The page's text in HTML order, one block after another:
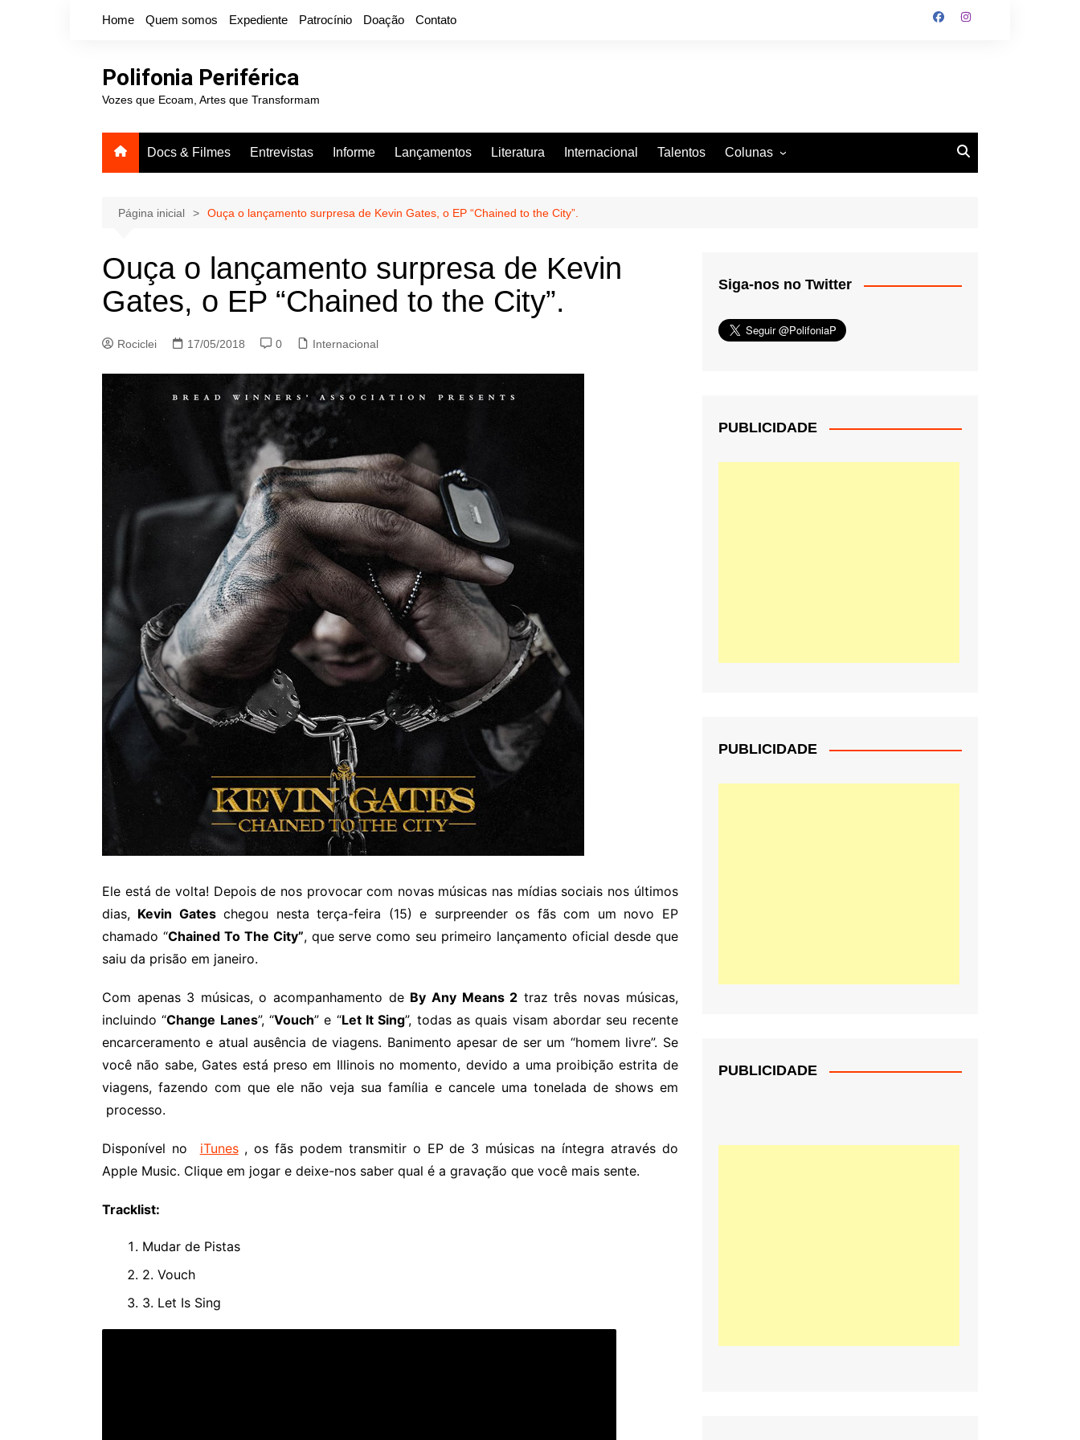
Home Quem somos Expediente Patrocínio Doação Contato
Polifonia Periférica
Vozes que Ecoam, Artes que Transformam
Docs & Filmes Entrevistas Informe Lançamentos Literatura Internacional Talentos Colunas
Página inicial Ouça o lançamento surpresa de Kevin Gates, o EP “Chained to the City”.
Ouça o lançamento surpresa de Kevin
Gates, o EP “Chained to the City”.
Rociclei 17/05/2018 0 Internacional
Ele está de volta! Depois de nos provocar com novas músicas nas mídias sociais nos últimos
dias, Kevin Gateschegou nesta terça-feira (15) e surpreender os fãs com um novo EP
chamado “Chained To The City”, que serve como seu primeiro lançamento oficial desde que
saiu da prisão em janeiro.
Com apenas 3 músicas, o acompanhamento de By Any Means 2 traz três novas músicas,
incluindo “Change Lanes”, “Vouch” e “Let It Sing”, todas as quais visam abordar seu recente
encarceramento e atual ausência de viagens. Banimento apesar de ser um “homem livre”. Se
você não sabe, Gates está preso em Illinois no momento, devido a uma proibição estrita de
viagens, fazendo com que ele não veja sua família e cancele uma tonelada de shows em
processo.
Disponível no iTunes, os fãs podem transmitir o EP de 3 músicas na íntegra através do
Apple Music. Clique em jogar e deixe-nos saber qual é a gravação que você mais sente.
Tracklist:
Mudar de Pistas
2. Vouch
3. Let Is Sing
Siga-nos no Twitter
PUBLICIDADE
PUBLICIDADE
PUBLICIDADE